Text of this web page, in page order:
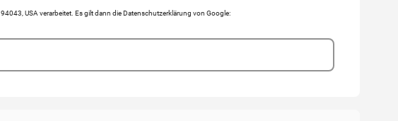
USA verarbeitet. Es gilt dann die Datenschutzerklärung von Google: